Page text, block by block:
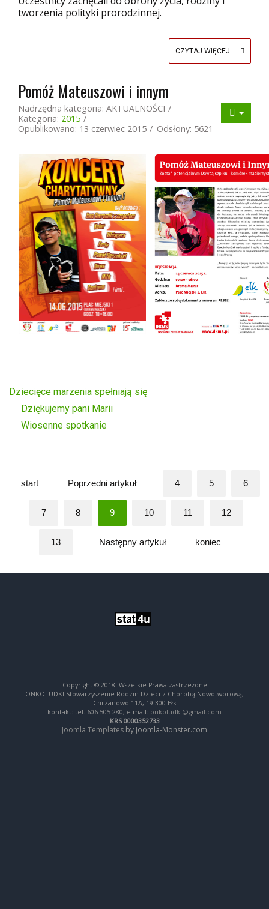
tworzenia polityki prorodzinnej.
CZYTAJ WIĘCEJ...
Pomóż Mateuszowi i innym
Nadrzędna kategoria: AKTUALNOŚCI
Kategoria: 2015
Opublikowano: 13 czerwiec 2015
Odsłony: 5621
Dziecięce marzenia spełniają się
Dziękujemy pani Marii
Wiosenne spotkanie
start Poprzedni artykuł 4 5 6
7 8 9 10 11 12
13 Następny artykuł koniec
Copyright © 2018. Wszelkie Prawa zastrzeżone
ONKOLUDKI Stowarzyszenie Rodzin Dzieci z Chorobą Nowotworową,
Chrzanowo 11A, 19-300 Ełk
kontakt: tel. 606 505 280, e-mail: onkoludki@gmail.com
KRS 0000352733
Joomla Templates by Joomla-Monster.com